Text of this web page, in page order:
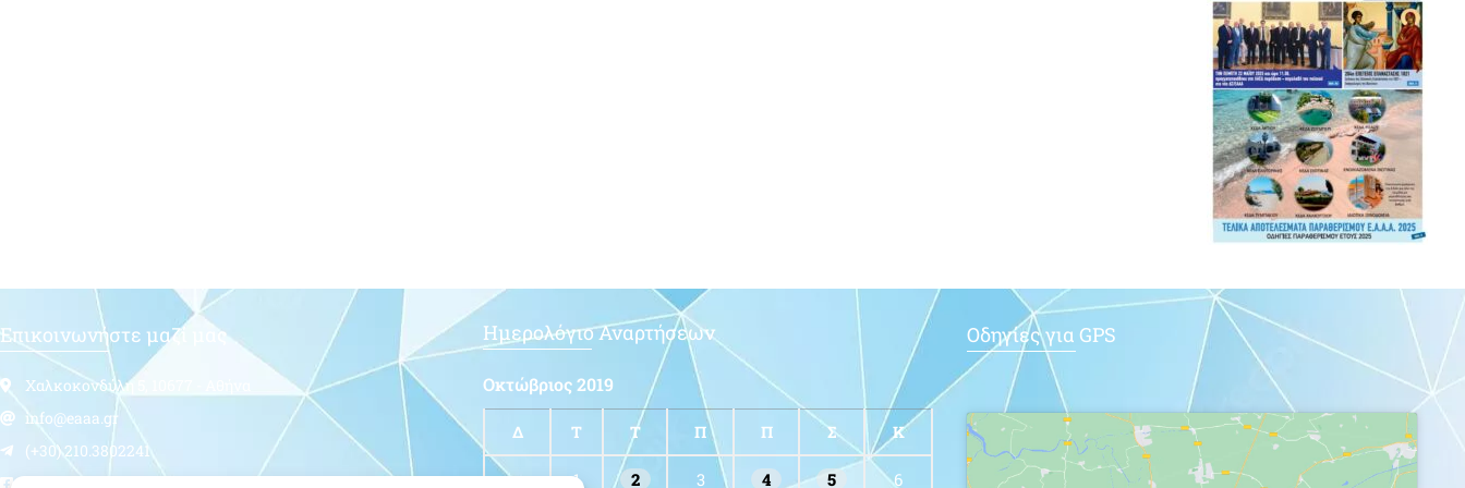
Επικοινωνήστε μαζί μας
Χαλκοκονδύλη 5, 10677 - Αθήνα
info@eaaa.gr
(+30) 210.3802241
Follow us
Ημερολόγιο Αναρτήσεων
Οκτώβριος 2019
Δ Τ Τ Π Π Σ Κ
1 2 3 4 5 6
Οδηγίες για GPS